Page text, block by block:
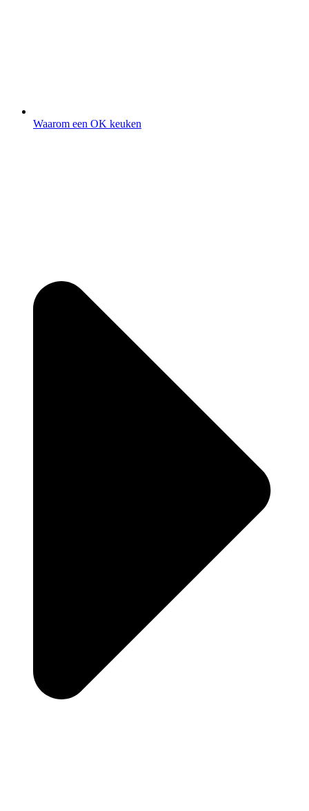
Waarom een OK keuken